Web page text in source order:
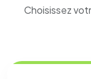
Choisissez
Cookies